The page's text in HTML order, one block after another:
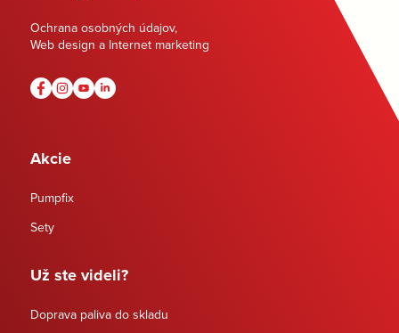
Ochrana osobných údajov,
Web design a Internet marketing
Akcie
Pumpfix
Sety
Už ste videli?
Doprava paliva do skladu